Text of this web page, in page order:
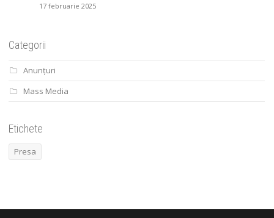
17 februarie 2025
Categorii
Anunțuri
Mass Media
Etichete
Presa